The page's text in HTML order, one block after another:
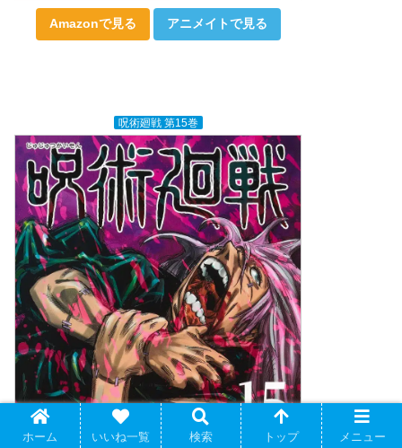
Amazonで見る アニメイトで見る
呪術廻戦 第15巻
ホーム いいね一覧 検索 トップ メニュー